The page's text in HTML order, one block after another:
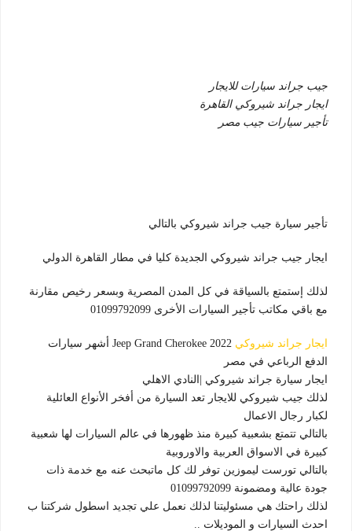
جيب جراند سيارات للايجار
ايجار جراند شيروكي القاهرة
تأجير سيارات جيب مصر
تأجير سيارة جيب جراند شيروكي بالتالي
ايجار جيب جراند شيروكي الجديدة كليا في مطار القاهرة الدولي
لذلك إستمتع بالسياقة في كل المدن المصرية وبسعر رخيص مقارنة
مع باقي مكاتب تأجير السيارات الأخرى 01099792099
ايجار جراند شيروكي
Jeep Grand Cherokee 2022 أشهر سيارات
الدفع الرباعي في مصر
ايجار سيارة جراند شيروكي |النادي الاهلي
لذلك جيب شيروكي للايجار تعد السيارة من أفخر الأنواع العائلية
لكبار رجال الاعمال
بالتالي تتمتع بشعبية كبيرة منذ ظهورها في عالم السيارات لها شعبية
كبيرة في الاسواق العربية والاوروبية
بالتالي تورست ليموزين توفر لك كل ماتبحث عنه مع خدمة ذات
جودة عالية ومضمونة 01099792099
لذلك راحتك هي مسئوليتنا لذلك نعمل علي تجديد اسطول شركتنا ب
احدث السيارات و الموديلات ..